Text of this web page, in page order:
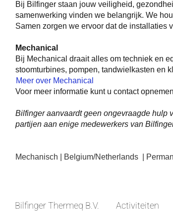
Bij Bilfinger staan jouw veiligheid,
samenwerking vinden we belangrijk. We
Samen zorgen we ervoor dat de installaties
Mechanical
Bij Mechanical draait alles om techniek en
stoomturbines, pompen, tandwielkasten en
Meer over Mechanical
Voor meer informatie kunt u contact
Bilfinger aanvaardt geen ongevraagde hulp
partijen aan enige medewerkers van
Mechanisch | Belgium/Netherlands |
Bilfinger Thermeq B.V. Activiteiten